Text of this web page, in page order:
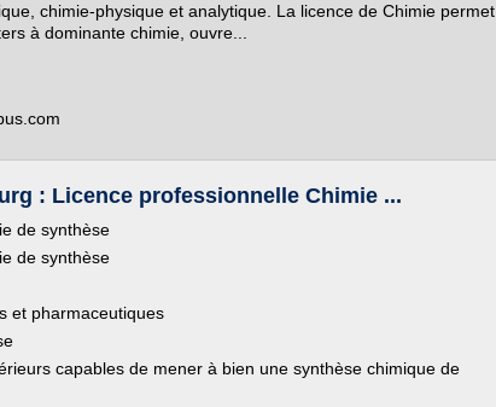
chimie-physique et analytique. La licence de Chimie permet
à dominante chimie, ouvre...
: Licence professionnelle Chimie ...
de synthèse
de synthèse
et pharmaceutiques
capables de mener à bien une synthèse chimique de